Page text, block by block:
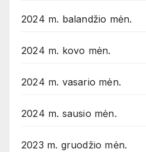
2024 m. balandžio mėn.
2024 m. kovo mėn.
2024 m. vasario mėn.
2024 m. sausio mėn.
2023 m. gruodžio mėn.